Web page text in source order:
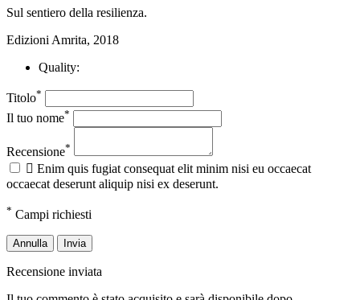
Sul sentiero della resilienza.
Edizioni Amrita, 2018
Quality:
Titolo*
Il tuo nome*
Recensione*
 Enim quis fugiat consequat elit minim nisi eu occaecat
occaecat deserunt aliquip nisi ex deserunt.
* Campi richiesti
Annulla Invia
Recensione inviata